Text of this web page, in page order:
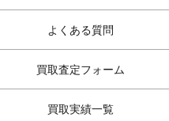
よくある質問
買取査定フォーム
買取実績一覧